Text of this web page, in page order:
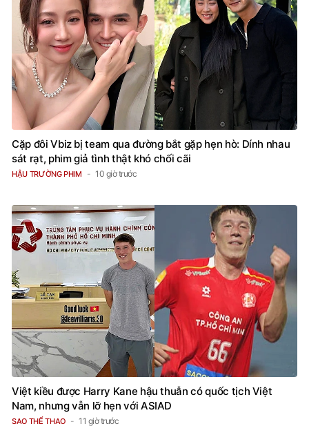
Cặp đôi Vbiz bị team qua đường bắt gặp hẹn hò: Dính nhau
sát rạt, phim giả tình thật khó chối cãi
HẬU TRƯỜNG PHIM 10 giờ trước
Việt kiều được Harry Kane hậu thuẫn có quốc tịch Việt
Nam, nhưng vẫn lỡ hẹn với ASIAD
SAO THỂ THAO 11 giờ trước